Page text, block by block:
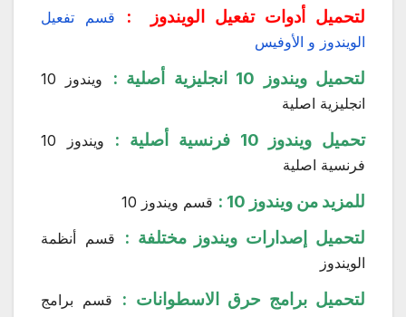
لتحميل أدوات تفعيل الويندوز :
قسم تفعيل
الويندوز و الأوفيس
لتحميل ويندوز 10 انجليزية أصلية :
ويندوز 10
انجليزية اصلية
تحميل ويندوز 10 فرنسية أصلية :
ويندوز 10
فرنسية اصلية
للمزيد من ويندوز 10 : قسم ويندوز 10
لتحميل إصدارات ويندوز مختلفة :
قسم أنظمة
الويندوز
لتحميل برامج حرق الاسطوانات : قسم برامج